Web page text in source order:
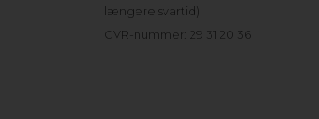
længere svartid)
CVR-nummer: 29 31 20 36